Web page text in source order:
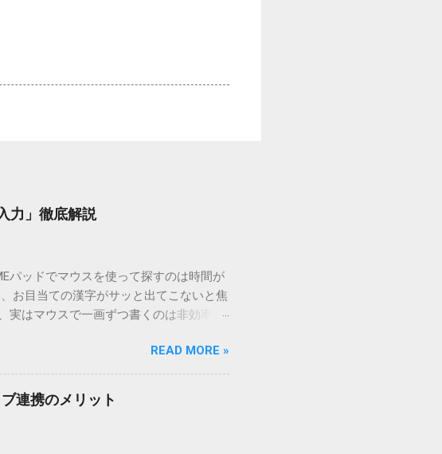
力」徹底解説
パッドでマウスを使って探すのは時間が
お目当ての漢字がサッと出てこないと焦
実はマウスで一画ずつ書くのは非効率で
」のテクニックを詳しく解説します。
ん。 1. なぜ「変換」しても旧字・外字
うか。その理由は、パソコンが文字を
（日本産業規格）によって「第1水
非常に古い漢字（旧字）や、特定の組
READ MORE »
連携のメリット